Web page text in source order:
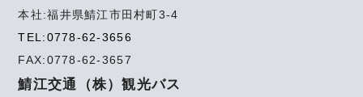
本社:福井県鯖江市田村町3-4
TEL:0778-62-3656
FAX:0778-62-3657
鯖江交通（株）観光バス